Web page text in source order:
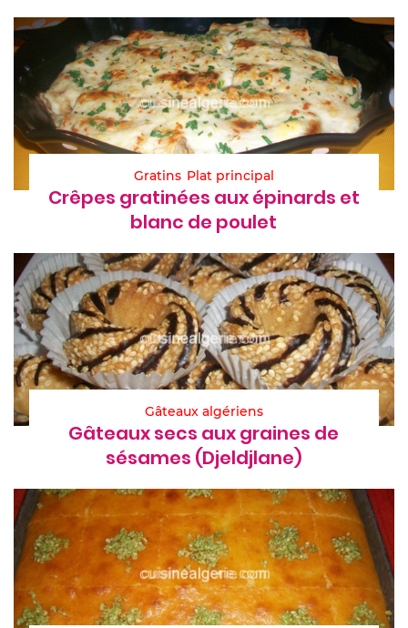
Gratins Plat principal
Crêpes gratinées aux épinards et
blanc de poulet
Gâteaux algériens
Gâteaux secs aux graines de
sésames (Djeldjlane)